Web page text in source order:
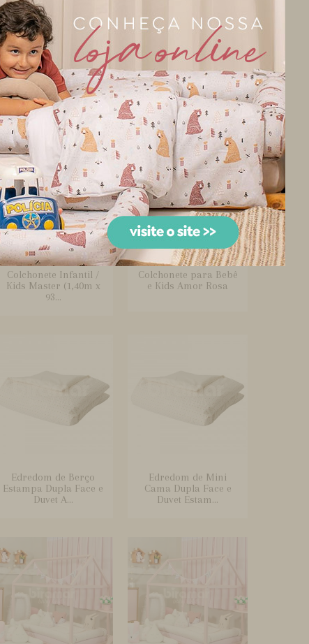
Calça Saruel para
Bebê e Kids RN - Amor
Rosa
Capa para Bebê
Conforto Ajustável
Amor Rosa
Colchonete Infantil /
Kids Master (1,40m x
93...
Colchonete para Bebê
e Kids Amor Rosa
Edredom de Berço
Estampa Dupla Face e
Duvet A...
Edredom de Mini
Cama Dupla Face e
Duvet Estam...